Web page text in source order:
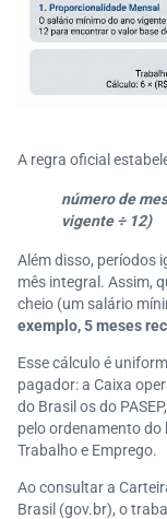
A regra oficial
número de
vigente ÷ 12)
Além disso, períodos
mês integral. Assim,
cheio (um salário
exemplo, 5 meses
Esse cálculo é
pagador: a Caixa
do Brasil os do
pelo ordenamento do
Trabalho e Emprego.
Ao consultar a
Brasil (gov.br), o